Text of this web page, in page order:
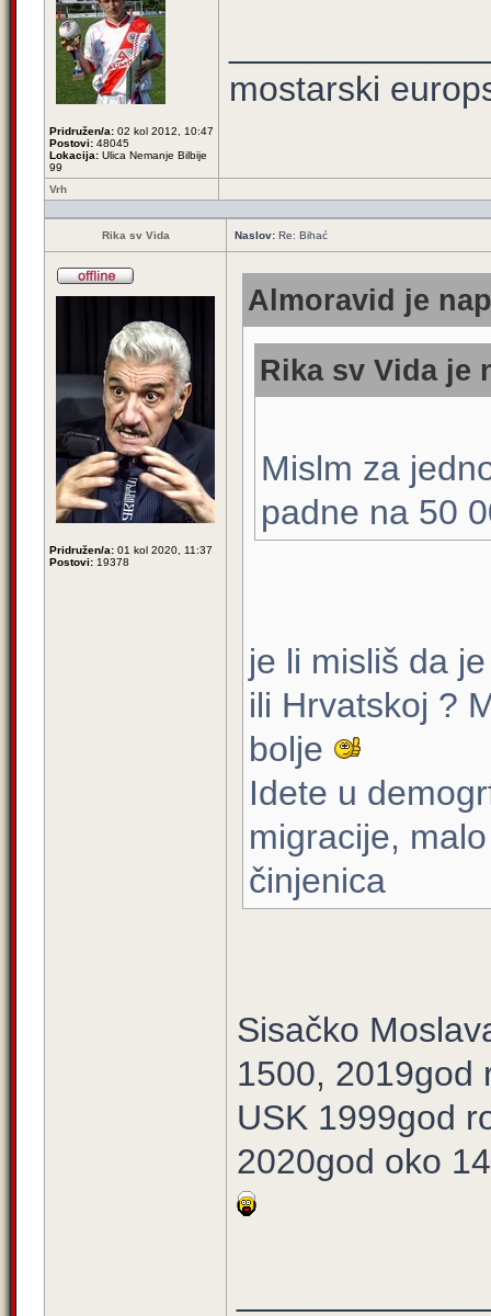
Pridružen/a: 02 kol 2012, 10:47
Postovi: 48045
Lokacija: Ulica Nemanje Bilbije
99
mostarski
Vrh
Rika sv Vida Naslov: Re: Bihać
Pridružen/a: 01 kol 2020, 11:37
Postovi: 19378
Almoravid je
Rika sv Vida je
Mislm za
padne na 50
je li misliš da
ili Hrvatskoj ?
bolje
Idete u
migracije,
činjenica
Sisačko
1500, 2019god
USK 1999god
2020god oko